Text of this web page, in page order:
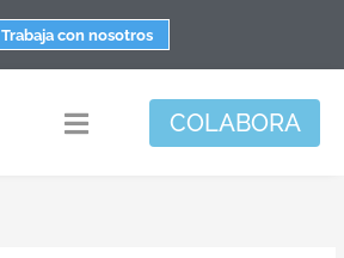
Trabaja con nosotros
Toggle
COLABORA